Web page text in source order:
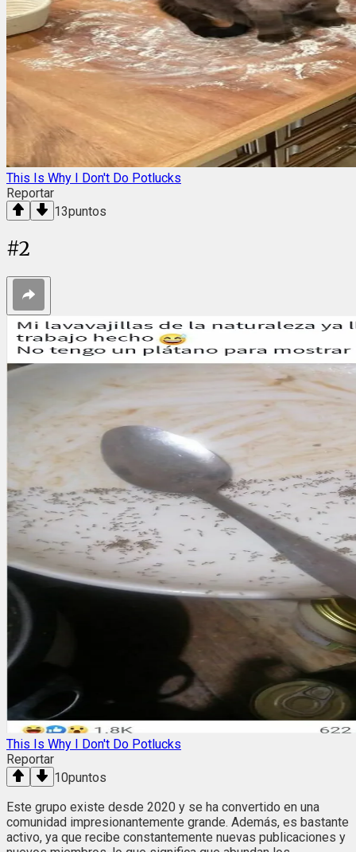
This Is Why I Don't Do Potlucks
Reportar
13puntos
#2
This Is Why I Don't Do Potlucks
Reportar
10puntos
Este grupo existe desde 2020 y se ha convertido en una
comunidad impresionantemente grande. Además, es bastante
activo, ya que recibe constantemente nuevas publicaciones y